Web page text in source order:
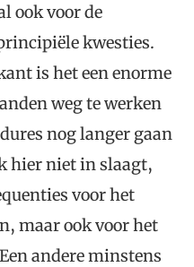
ook voor de
kwesties.
is het een enorme
weg te werken
nog langer gaan
hier niet in slaagt,
voor het
maar ook voor het
andere minstens